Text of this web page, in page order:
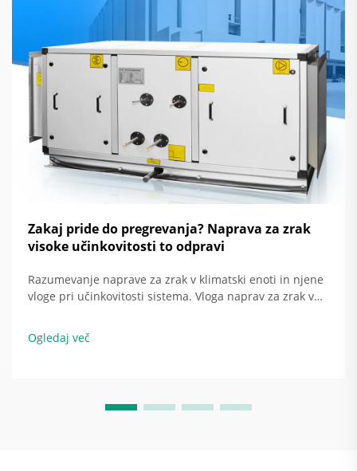
Zakaj pride do pregrevanja? Naprava za zrak
visoke učinkovitosti to odpravi
Razumevanje naprave za zrak v klimatski enoti in njene
vloge pri učinkovitosti sistema. Vloga naprav za zrak v
temeljito tisto, kar zagotavlja razporeditev hladnega ali
toplega zraka po celotni stavbi. Ko potiska zrak...
Ogledaj več